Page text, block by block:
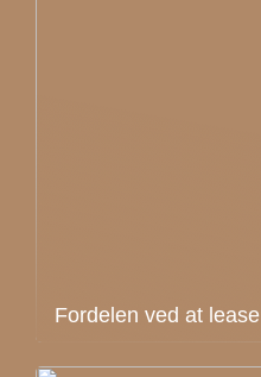
Fordelen ved at lease